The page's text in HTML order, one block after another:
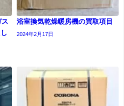
浴室換気乾燥暖房機の買取項目
2024年2月17日